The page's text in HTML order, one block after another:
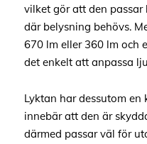
vilket gör att den
där belysning behövs.
670 lm eller 360 lm och
det enkelt att anpassa
Lyktan har dessutom en
innebär att den är
därmed passar väl för